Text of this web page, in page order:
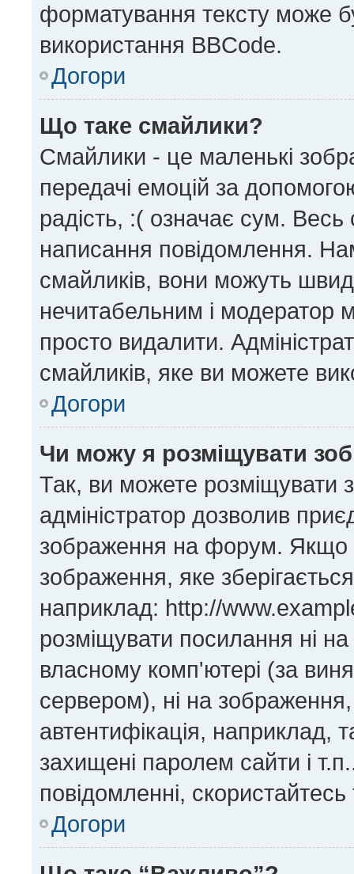
форматування тексту може
використання BBCode.
Догори
Що таке смайлики?
Смайлики - це маленькі
передачі емоцій за
радість, :( означає сум.
написання повідомлення.
смайликів, вони можуть
нечитабельним і модератор
просто видалити.
смайликів, яке ви можете
Догори
Чи можу я розміщувати
Так, ви можете розміщувати
адміністратор дозволив
зображення на форум. Якщо
зображення, яке
наприклад: http://
розміщувати посилання ні
власному комп'ютері (за
сервером), ні на
автентифікація, наприклад,
захищені паролем сайти і
повідомленні,
Догори